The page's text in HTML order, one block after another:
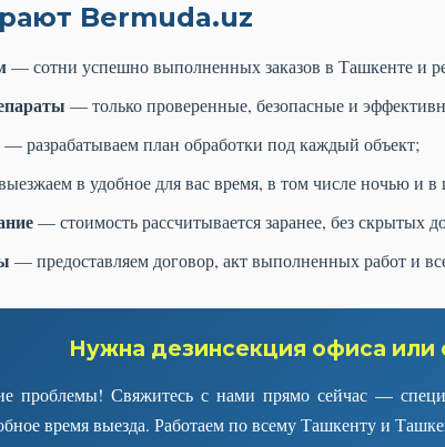
Bermuda.uz
— сотни успешно выполненных заказов в Ташкенте и
— только проверенные, безопасные и
— разрабатываем план обработки под каждый объект;
в удобное для вас время, в том числе ночью и в
— стоимость рассчитывается заранее, без скрытых
— предоставляем договор, акт выполненных работ и
Нужна дезинсекция офиса или
проблемы! Свяжитесь с нами прямо сейчас —
время выезда. Работаем по всему Ташкенту и